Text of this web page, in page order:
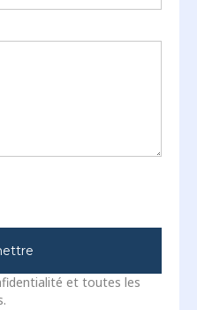
et toutes les